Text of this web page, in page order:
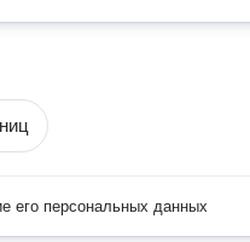
его персональных данных